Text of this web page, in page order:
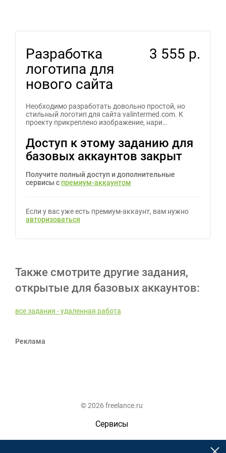
Разработка
логотипа для
нового сайта
3 555 р.
Необходимо разработать довольно простой, но
стильный логотип для сайта valintermed.com. К
проекту прикреплено изображение, нари…
Доступ к этому заданию для
базовых аккаунтов закрыт
Получите полный доступ и дополнительные
сервисы с премиум-аккаунтом
Если у вас уже есть премиум-аккаунт, вам нужно
авторизоваться
Также смотрите другие задания,
открытые для базовых аккаунтов:
все задания - удаленная работа
Реклама
© 2026 freelance.ru
Сервисы
Помощь